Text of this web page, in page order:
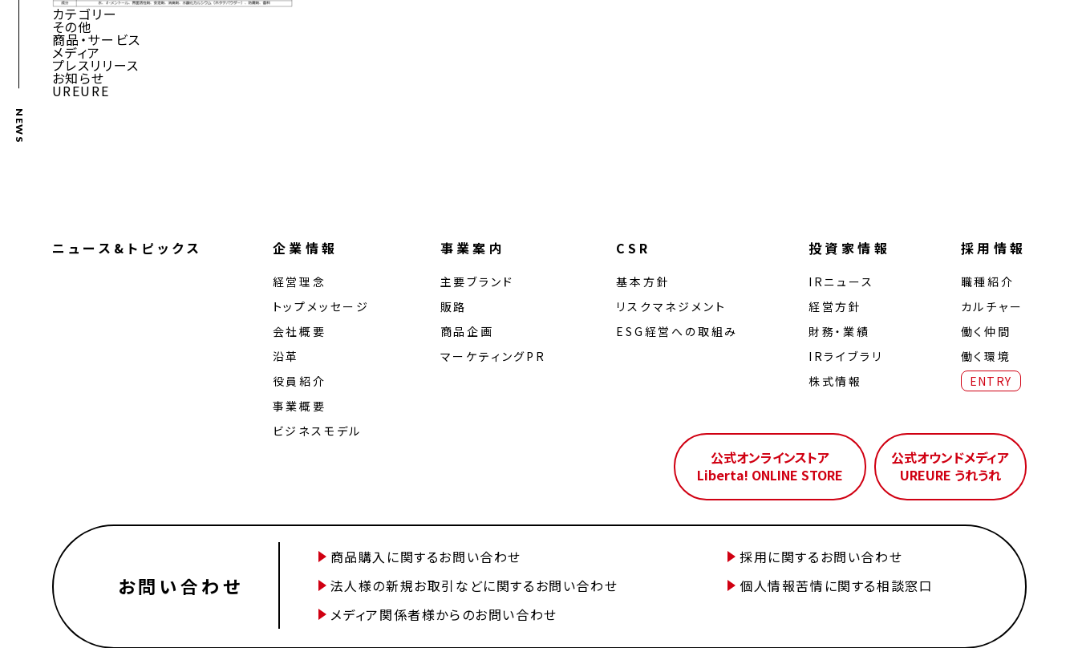
NEWS
カテゴリー
その他
商品・サービス
メディア
プレスリリース
お知らせ
UREURE
ニュース&トピックス 企業情報
経営理念
トップメッセージ
会社概要
沿革
役員紹介
事業概要
ビジネスモデル
事業案内
主要ブランド
販路
商品企画
マーケティングPR
CSR
基本方針
リスクマネジメント
ESG経営への取組み
投資家情報
IRニュース
経営⽅針
財務・業績
IRライブラリ
株式情報
採用情報
職種紹介
カルチャー
働く仲間
働く環境
ENTRY
公式オンラインストア
Liberta! ONLINE STORE
公式オウンドメディア
UREURE うれうれ
お問い合わせ
商品購入に関するお問い合わせ
採用に関するお問い合わせ
法人様の新規お取引などに関するお問い合わせ
個人情報苦情に関する相談窓口
メディア関係者様からのお問い合わせ